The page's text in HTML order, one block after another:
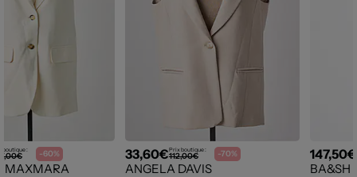
boutique : -60%
MAXMARA
33,60€Prix boutique :
112,00€ -70%
ANGELA DAVIS
147,50€
BA&SH